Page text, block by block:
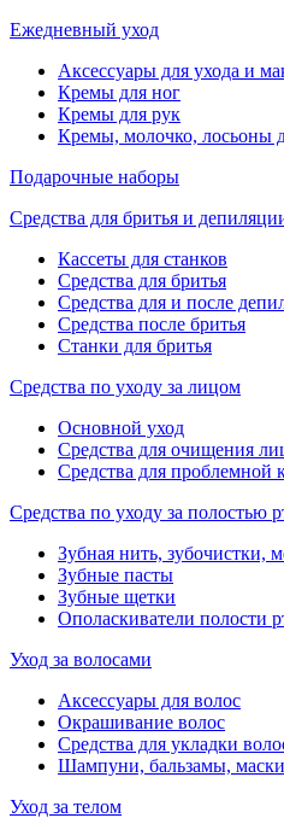
Ежедневный уход
Аксессуары для ухода и
Кремы для ног
Кремы для рук
Кремы, молочко, лосьоны
Подарочные наборы
Средства для бритья и
Кассеты для станков
Средства для бритья
Средства для и после
Средства после бритья
Станки для бритья
Средства по уходу за лицом
Основной уход
Средства для очищения
Средства для проблемной
Средства по уходу за полостью
Зубная нить, зубочистки,
Зубные пасты
Зубные щетки
Ополаскиватели полости
Уход за волосами
Аксессуары для волос
Окрашивание волос
Средства для укладки
Шампуни, бальзамы, маски
Уход за телом